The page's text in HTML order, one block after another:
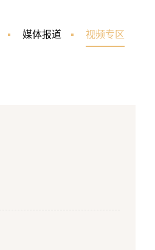
媒体报道 视频专区